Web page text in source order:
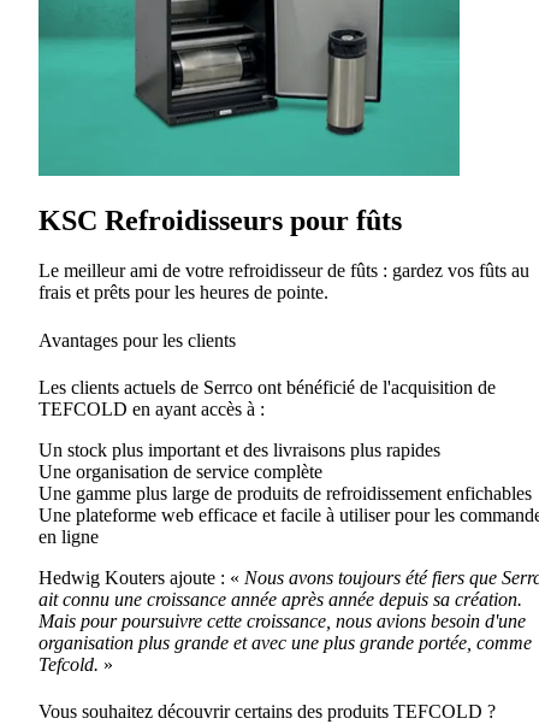
KSC Refroidisseurs pour fûts
Le meilleur ami de votre refroidisseur de fûts : gardez vos fûts au
frais et prêts pour les heures de pointe.
Avantages pour les clients
Les clients actuels de Serrco ont bénéficié de l'acquisition de
TEFCOLD en ayant accès à :
Un stock plus important et des livraisons plus rapides
Une organisation de service complète
Une gamme plus large de produits de refroidissement enfichables
Une plateforme web efficace et facile à utiliser pour les
en ligne
Hedwig Kouters ajoute : « Nous avons toujours été fiers que
ait connu une croissance année après année depuis sa création.
Mais pour poursuivre cette croissance, nous avions besoin d'une
organisation plus grande et avec une plus grande portée, comme
Tefcold. »
Vous souhaitez découvrir certains des produits TEFCOLD ?